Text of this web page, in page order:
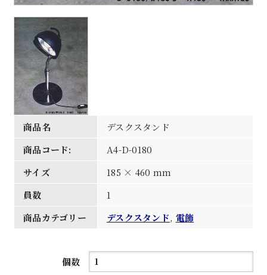
商品名
デスクスタンド
商品コード:
A4-D-0180
サイズ
185 × 460 mm
員数
1
商品カテゴリー
デスクスタンド, 電飾
個数
デ